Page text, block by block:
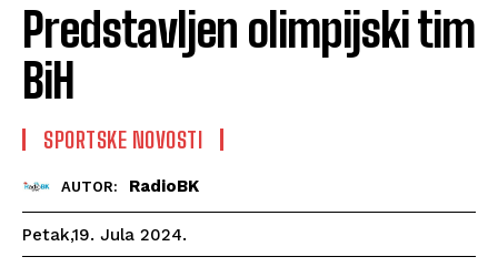
Predstavljen olimpijski tim
BiH
SPORTSKE NOVOSTI
AUTOR: RadioBK
Petak,19. Jula 2024.